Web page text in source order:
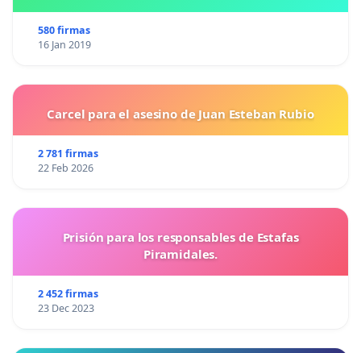
580 firmas
16 Jan 2019
Carcel para el asesino de Juan Esteban Rubio
2 781 firmas
22 Feb 2026
Prisión para los responsables de Estafas
Piramidales.
2 452 firmas
23 Dec 2023